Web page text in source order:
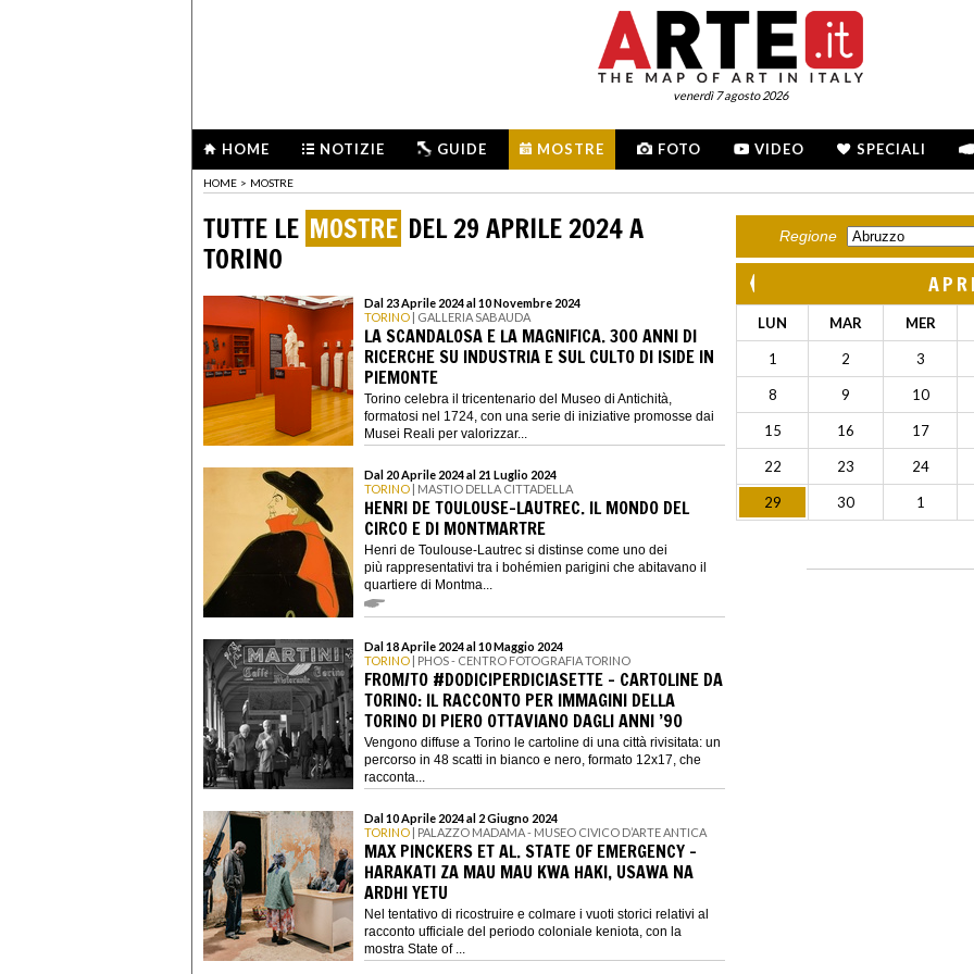
venerdì 7 agosto 2026
HOME NOTIZIE GUIDE MOSTRE FOTO VIDEO SPECIALI
HOME > MOSTRE
TUTTE LE MOSTRE DEL 29 APRILE 2024 A
TORINO
Dal 23 Aprile 2024 al 10 Novembre 2024
TORINO | GALLERIA SABAUDA
LA SCANDALOSA E LA MAGNIFICA. 300 ANNI DI
RICERCHE SU INDUSTRIA E SUL CULTO DI ISIDE IN
PIEMONTE
Torino celebra il tricentenario del Museo di Antichità,
formatosi nel 1724, con una serie di iniziative promosse dai
Musei Reali per valorizzar...
Dal 20 Aprile 2024 al 21 Luglio 2024
TORINO | MASTIO DELLA CITTADELLA
HENRI DE TOULOUSE-LAUTREC. IL MONDO DEL
CIRCO E DI MONTMARTRE
Henri de Toulouse-Lautrec si distinse come uno dei
più rappresentativi tra i bohémien parigini che abitavano il
quartiere di Montma...
Dal 18 Aprile 2024 al 10 Maggio 2024
TORINO | PHOS - CENTRO FOTOGRAFIA TORINO
FROM/TO #DODICIPERDICIASETTE - CARTOLINE DA
TORINO: IL RACCONTO PER IMMAGINI DELLA
TORINO DI PIERO OTTAVIANO DAGLI ANNI ’90
Vengono diffuse a Torino le cartoline di una città rivisitata: un
percorso in 48 scatti in bianco e nero, formato 12x17, che
racconta...
Dal 10 Aprile 2024 al 2 Giugno 2024
TORINO | PALAZZO MADAMA - MUSEO CIVICO D’ARTE ANTICA
MAX PINCKERS ET AL. STATE OF EMERGENCY -
HARAKATI ZA MAU MAU KWA HAKI, USAWA NA
ARDHI YETU
Nel tentativo di ricostruire e colmare i vuoti storici relativi al
racconto ufficiale del periodo coloniale keniota, con la
mostra State of ...
Regione
LUN MAR MER
1 2 3
8 9 10
15 16 17
22 23 24
29 30 1